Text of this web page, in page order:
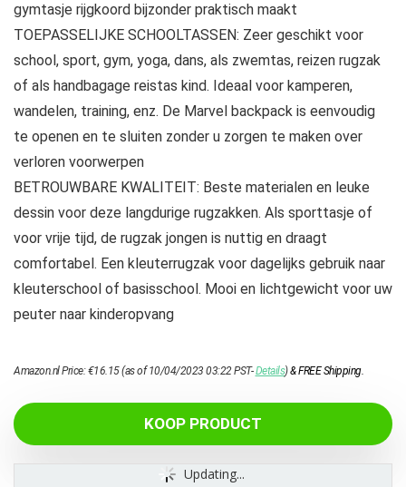
gymtasje rijgkoord bijzonder praktisch maakt
TOEPASSELIJKE SCHOOLTASSEN: Zeer geschikt voor
school, sport, gym, yoga, dans, als zwemtas, reizen rugzak
of als handbagage reistas kind. Ideaal voor kamperen,
wandelen, training, enz. De Marvel backpack is eenvoudig
te openen en te sluiten zonder u zorgen te maken over
verloren voorwerpen
BETROUWBARE KWALITEIT: Beste materialen en leuke
dessin voor deze langdurige rugzakken. Als sporttasje of
voor vrije tijd, de rugzak jongen is nuttig en draagt
comfortabel. Een kleuterrugzak voor dagelijks gebruik naar
kleuterschool of basisschool. Mooi en lichtgewicht voor uw
peuter naar kinderopvang
Amazon.nl Price:€16.15(as of 10/04/2023 03:22 PST-Details)&FREE Shipping.
KOOP PRODUCT
Updating...